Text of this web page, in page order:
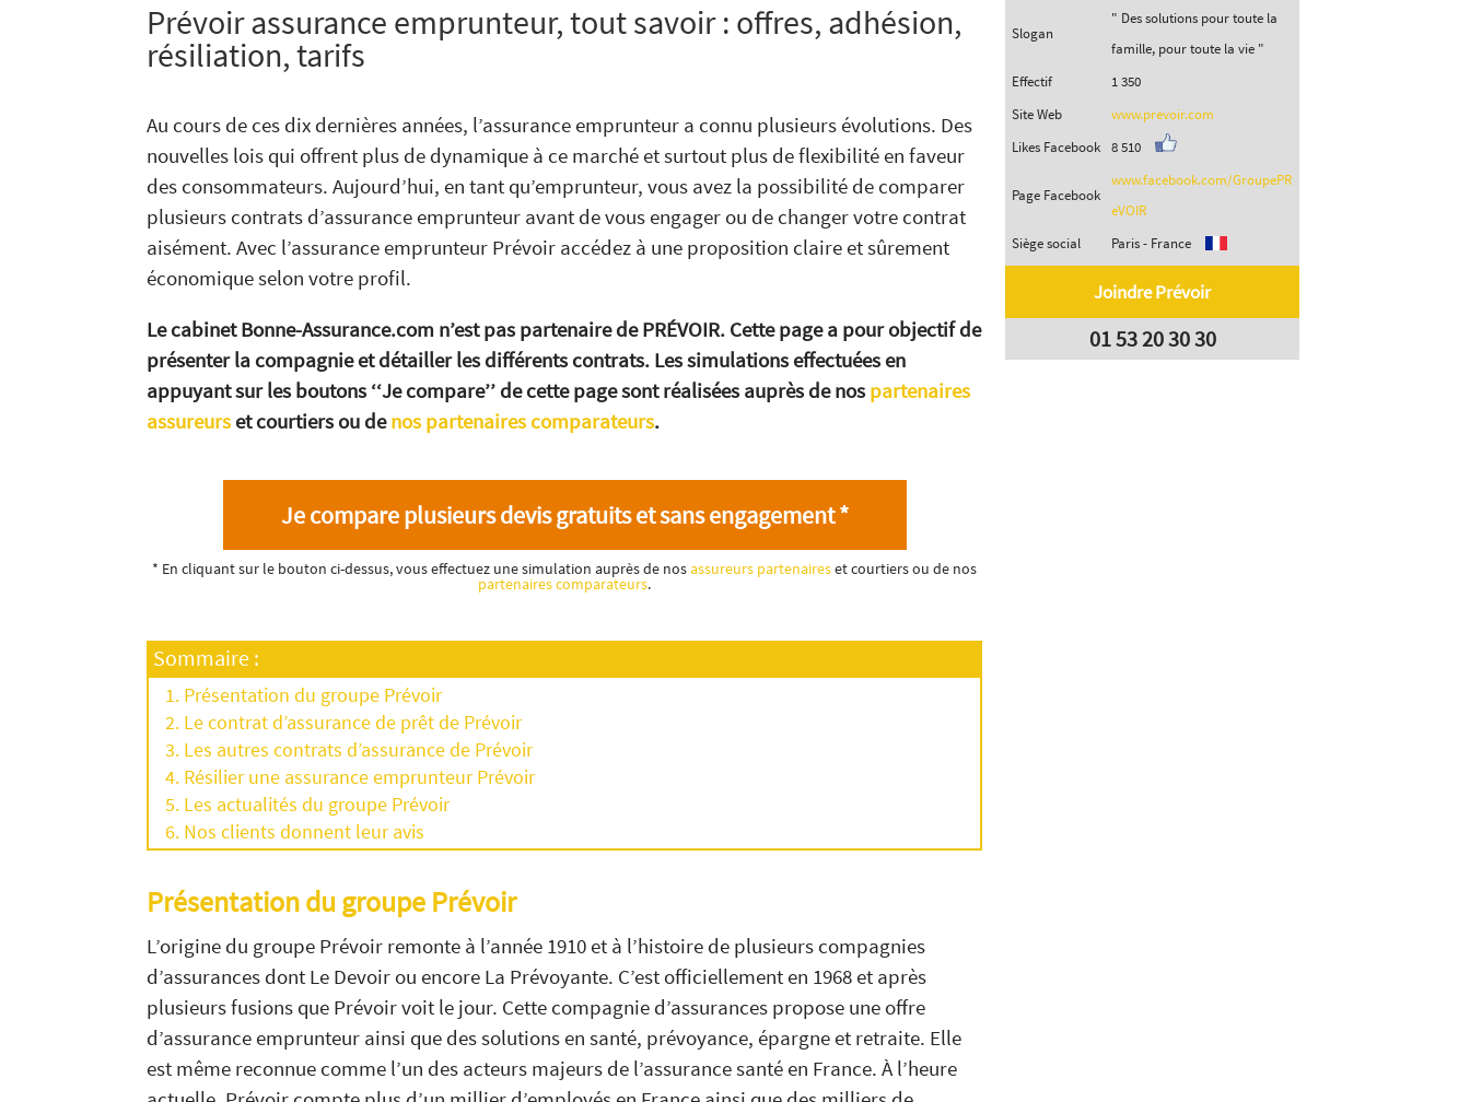
Prévoir assurance emprunteur, tout savoir : offres, adhésion,
résiliation, tarifs
Au cours de ces dix dernières années, l’assurance emprunteur a connu plusieurs évolutions. Des
nouvelles lois qui offrent plus de dynamique à ce marché et surtout plus de flexibilité en faveur
des consommateurs. Aujourd’hui, en tant qu’emprunteur, vous avez la possibilité de comparer
plusieurs contrats d’assurance emprunteur avant de vous engager ou de changer votre contrat
aisément. Avec l’assurance emprunteur Prévoir accédez à une proposition claire et sûrement
économique selon votre profil.
Le cabinet Bonne-Assurance.com n’est pas partenaire de PRÉVOIR. Cette page a pour objectif de
présenter la compagnie et détailler les différents contrats. Les simulations effectuées en
appuyant sur les boutons ‘‘Je compare’’ de cette page sont réalisées auprès de nos partenaires
assureurs et courtiers ou denos partenaires comparateurs.
Je compare plusieurs devis gratuits et sans engagement *
* En cliquant sur le bouton ci-dessus, vous effectuez une simulation auprès de nosassureurs partenaireset courtiers ou de nos
partenaires comparateurs.
Sommaire :
Présentation du groupe Prévoir
Le contrat d’assurance de prêt de Prévoir
Les autres contrats d’assurance de Prévoir
Résilier une assurance emprunteur Prévoir
Les actualités du groupe Prévoir
Nos clients donnent leur avis
Présentation du groupe Prévoir
L’origine du groupe Prévoir remonte à l’année 1910 et à l’histoire de plusieurs compagnies
d’assurances dont Le Devoir ou encore La Prévoyante. C’est officiellement en 1968 et après
plusieurs fusions que Prévoir voit le jour. Cette compagnie d’assurances propose une offre
d’assurance emprunteur ainsi que des solutions en santé, prévoyance, épargne et retraite. Elle
est même reconnue comme l’un des acteurs majeurs de l’assurance santé en France. À l’heure
Slogan
" Des solutions pour toute la
famille, pour toute la vie "
Effectif
1 350
Site Web
www.prevoir.com
Likes Facebook
8 510
Page Facebook
www.facebook.com/GroupePR
eVOIR
Siège social
Paris - France
Joindre Prévoir
01 53 20 30 30